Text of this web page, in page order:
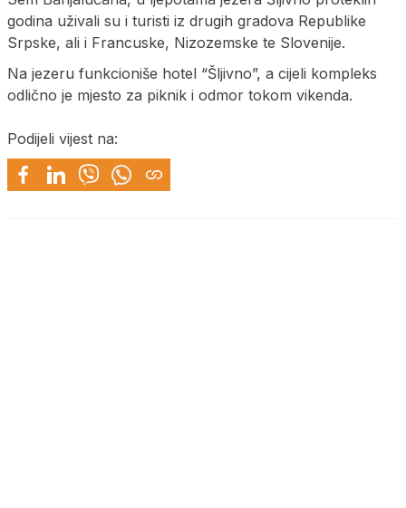
godina uživali su i turisti iz drugih gradova Republike
Srpske, ali i Francuske, Nizozemske te Slovenije.
Na jezeru funkcioniše hotel “Šljivno”, a cijeli kompleks
odlično je mjesto za piknik i odmor tokom vikenda.
Podijeli vijest na: